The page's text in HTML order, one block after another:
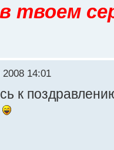
твоем
14:01
к